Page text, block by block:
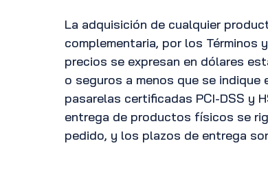
La adquisición de cualquier
complementaria, por los Términos
precios se expresan en dólares
o seguros a menos que se
pasarelas certificadas PCI-DSS y
entrega de productos físicos se
pedido, y los plazos de entrega